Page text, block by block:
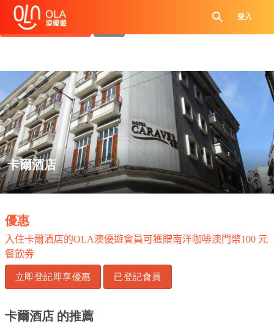
登入
領取每日優惠券
查看`我的優惠記錄`
卡爾酒店
.
優惠
入住卡爾酒店的OLA澳優遊會員可獲贈南洋咖啡澳門幣100 元
餐飲券
立即登記即享優惠 已登記會員
卡爾酒店 的推薦